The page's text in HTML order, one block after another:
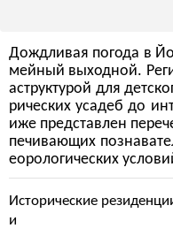
Дождливая погода в
мейный выходной.
аструктурой для
рических усадеб до
иже представлен
печивающих
еорологических
Исторические
и